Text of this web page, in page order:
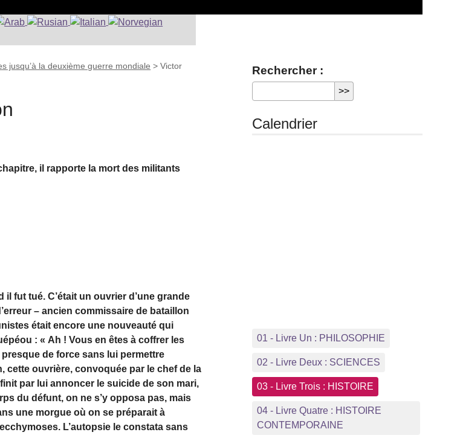
jusqu’à la deuxième guerre mondiale >Victor
il rapporte la mort des militants
fut tué. C’était un ouvrier d’une grande
– ancien commissaire de bataillon
était encore une nouveauté qui
: « Ah ! Vous en êtes à coffrer les
de force sans lui permettre
cette ouvrière, convoquée par le chef de la
par lui annoncer le suicide de son mari,
du défunt, on ne s’y opposa pas, mais
une morgue où on se préparait à
L’autopsie le constata sans
Rechercher :
Calendrier
01 - Livre Un : PHILOSOPHIE
02 - Livre Deux : SCIENCES
03 - Livre Trois : HISTOIRE
04 - Livre Quatre : HISTOIRE
CONTEMPORAINE